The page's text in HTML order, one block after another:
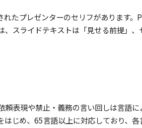
たプレゼンターのセリフがあります。
スライドテキストは「見せる前提」
表現や禁止・義務の言い回しは言語
じめ、65言語以上に対応しており、